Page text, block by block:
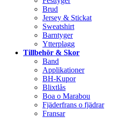
Brud
Jersey & Stickat
Sweatshirt
Barntyger
Ytterplagg
Tillbehör & Skor
Band
Applikationer
BH-Kupor
Blixtlås
Boa o Marabou
Fjäderfrans o fjädrar
Fransar